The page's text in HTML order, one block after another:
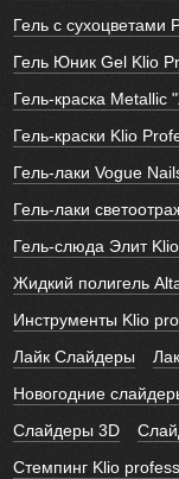
Гель с сухоцветами
Гель Юник Gel Klio
Гель-краска
Гель-краски Klio
Гель-лаки Vogue
Гель-лаки
Гель-слюда Элит
Жидкий полигель
Инструменты Klio
Лайк Слайдеры
Новогодние
Слайдеры 3D
Стемпинг Klio